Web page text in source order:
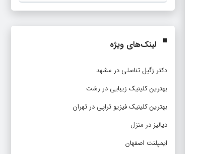
لینک‌های ویژه
دکتر زگیل تناسلی در مشهد
بهترین کلینیک زیبایی در رشت
بهترین کلینیک فیزیو تراپی در تهران
دیالیز در منزل
ایمپلنت اصفهان